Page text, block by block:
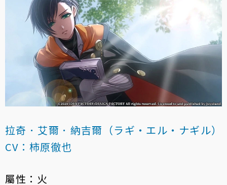
拉奇．艾爾．納吉爾（ラギ・エル・ナギル）
CV：柿原徹也
屬性：火